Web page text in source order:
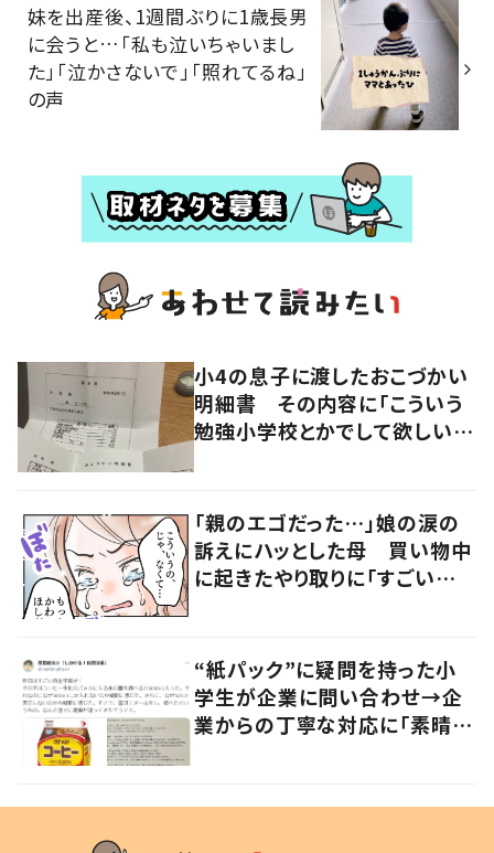
妹を出産後、1週間ぶりに1歳長男
に会うと…「私も泣いちゃいまし
た」「泣かさないで」「照れてるね」
の声
小4の息子に渡したおこづかい
明細書 その内容に「こういう
勉強小学校とかでして欲しい」
「親のエゴだった…」娘の涙の
訴えにハッとした母 買い物中
に起きたやり取りに「すごい分
“紙パック”に疑問を持った小
学生が企業に問い合わせ→企
業からの丁寧な対応に「素晴ら